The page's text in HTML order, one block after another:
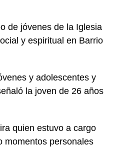
de jóvenes de la Iglesia
y espiritual en Barrio
y adolescentes y
la joven de 26 años
quien estuvo a cargo
momentos personales